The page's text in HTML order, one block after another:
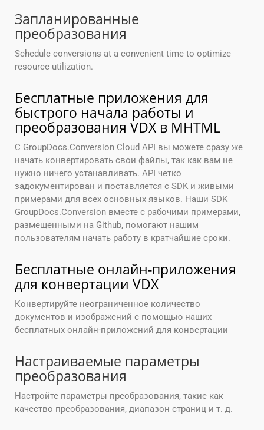
Запланированные
преобразования
Schedule conversions at a convenient time to optimize
resource utilization.
Бесплатные приложения для
быстрого начала работы и
преобразования VDX в MHTML
С GroupDocs.Conversion Cloud API вы можете сразу же
начать конвертировать свои файлы, так как вам не
нужно ничего устанавливать. API четко
задокументирован и поставляется с SDK и живыми
примерами для всех основных языков. Наши SDK
GroupDocs.Conversion вместе с рабочими примерами,
размещенными на Github, помогают нашим
пользователям начать работу в кратчайшие сроки.
Бесплатные онлайн-приложения
для конвертации VDX
Конвертируйте неограниченное количество
документов и изображений с помощью наших
бесплатных онлайн-приложений для конвертации
Настраиваемые параметры
преобразования
Настройте параметры преобразования, такие как
качество преобразования, диапазон страниц и т. д.